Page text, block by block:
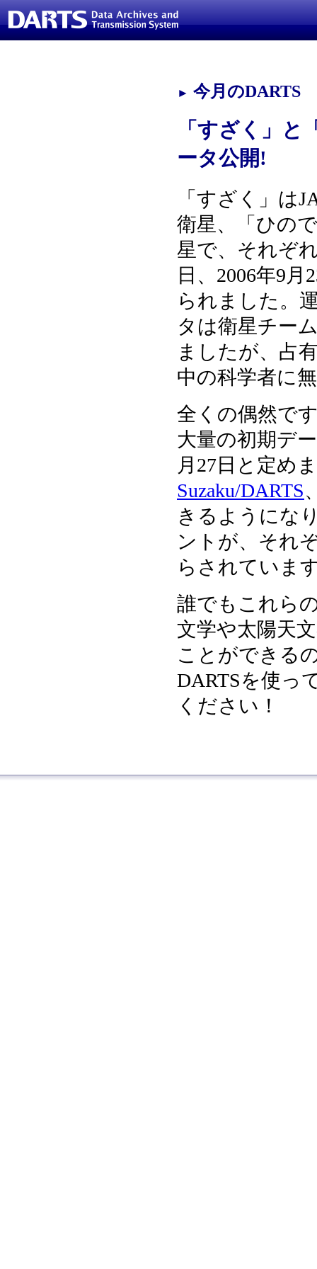
► 今月のDARTS
「すざく」と
ータ公開!
「すざく」は
衛星、「ひの
星で、それぞ
日、2006年9
られました。
タは衛星チー
ましたが、占
中の科学者に
全くの偶然で
大量の初期デ
月27日と定め
Suzaku/DARTS
きるようにな
ントが、それ
らされていま
誰でもこれら
文学や太陽天
ことができる
DARTSを使っ
ください！